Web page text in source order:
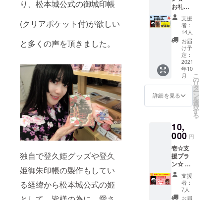
り、松本城公式の御城印帳
(クリアポケット付)が欲しい
と多くの声を頂きました。
独自で登久姫グッズや登久
姫御朱印帳の製作もしてい
る経緯から松本城公式の姫
18.3cm
) ＊備考
欄への
記載＊
お名前
(ハンド
ルネー
ム可)を
お知ら
せ下さ
い。
にてお
送り致
しま
す。 ※
缶バッ
チサイ
(38mm)
※御城印
帳はク
リアポ
ケット
12.4cm
×縦
18.3cm
) ＊備考
欄への
記載＊
お名前
(ハンド
ルネー
ム可)を
お礼の
御手紙
・御城
印帳1冊
・登久
姫御朱
印帳1冊
・松本
城缶
バッジ1
種 (3種
類の中
からラ
ンダム
・登久
姫記念
御朱印
※リター
ンを郵
送(レ
ター
パック)
にてお
送り致
支援
者：
14人
お届
け予
定：
2021
年10
月
詳細を見る
こ
の
リ
タ
ー
ン
を
選
択
す
る
10,
000 円
壱☆支
援プラ
ン☆ ・
お礼の
御手紙
・御城
印帳1冊
支援
者：
7人
お届